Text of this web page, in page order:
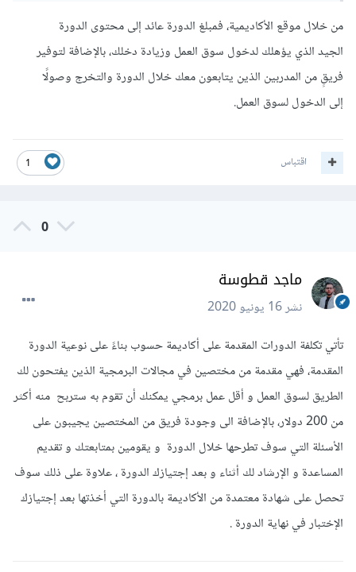
سيعود إليك لاحقًا من خلال عملك بما تعلمت.
من خلال موقع الأكاديمية، فمبلغ الدورة عائد إلى محتوى الدورة
الجيد الذي يؤهلك لدخول سوق العمل وزيادة دخلك، بالإضافة لتوفير
فريقٍ من المدربين الذين يتابعون معك خلال الدورة والتخرج وصولًا
إلى الدخول لسوق العمل.
1 اقتباس
0
ماجد قطوسة
نشر16 يونيو 2020
تأتي تكلفة الدورات المقدمة على أكاديمة حسوب بناءً على نوعية الدورة
المقدمة، فهي مقدمة من مختصين في مجالات البرمجية الذين يفتحون لك
الطريق لسوق العمل و أقل عمل برمجي يمكنك أن تقوم به ستربح منه أكثر
من 200 دولار، بالإضافة الى وجودة فريق من المختصين يجيبون على
الأسئلة التي سوف تطرحها خلال الدورة و يقومين بمتابعتك و تقديم
المساعدة و الإرشاد لك أثناء و بعد إجتيازك الدورة ، علاوة على ذلك سوف
تحصل على شهادة معتمدة من الأكاديمة بالدورة التي أخذتها بعد إجتيازك
الإختبار في نهاية الدورة .